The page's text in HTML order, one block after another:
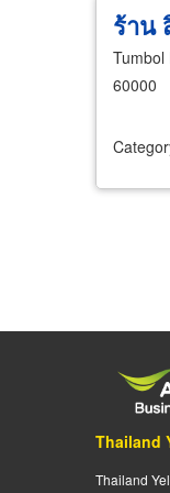
ร้าน
Tumbol
60000
Thailand
Thailand